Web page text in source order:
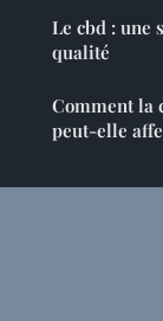
Le cbd : une
qualité
Comment la
peut-elle